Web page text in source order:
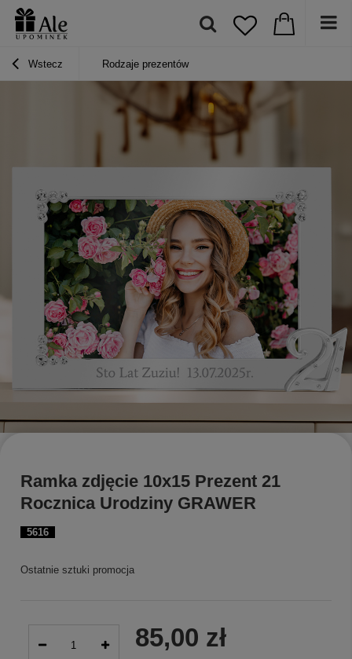
Wstecz Rodzaje prezentów
5616
Ramka zdjęcie 10x15 Prezent 21
Rocznica Urodziny GRAWER
Ostatnie sztuki promocja
85,00 zł